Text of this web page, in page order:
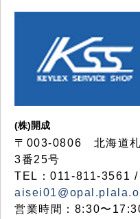
(株)開成
〒003-0806 北海道札
3番25号
TEL：011-811-3561
営業時間：8:30〜